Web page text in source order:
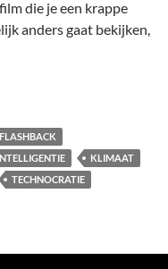
die je een krappe
anders gaat bekijken,
2006]: Domheid als
FLASHBACK
KLIMAAT
TECHNOCRATIE